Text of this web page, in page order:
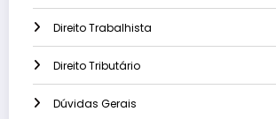
Direito Trabalhista
Direito Tributário
Dúvidas Gerais